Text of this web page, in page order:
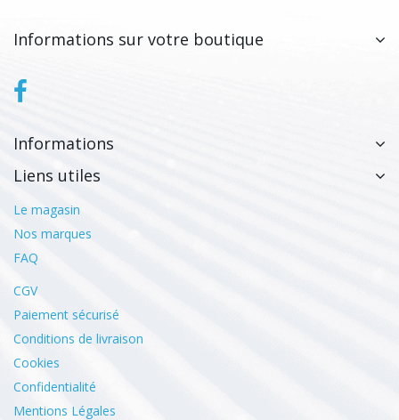
Informations sur votre boutique
Informations
Liens utiles
Le magasin
Nos marques
FAQ
CGV
Paiement sécurisé
Conditions de livraison
Cookies
Confidentialité
Mentions Légales